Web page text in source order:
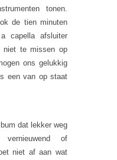
tonen.
de tien minuten
capella afsluiter
niet te missen op
ons gelukkig
een van op staat
dat lekker weg
of
niet af aan wat